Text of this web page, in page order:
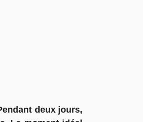
deux jours,